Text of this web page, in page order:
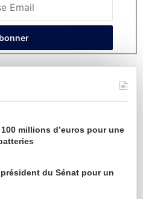
millions d’euros pour une
du Sénat pour un